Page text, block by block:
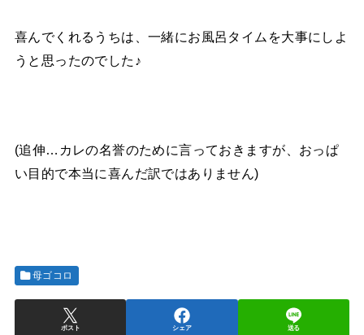
喜んでくれるうちは、一緒にお風呂タイムを大事にしよ
うと思ったのでした♪
(追伸…カレの名誉のために言っておきますが、おっぱ
い目的で本当に喜んだ訳ではありません)
母ゴコロ
ポスト シェア 送る